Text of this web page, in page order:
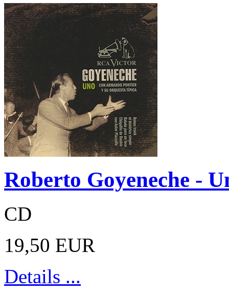
Roberto Goyeneche -
CD
19,50 EUR
Details ...